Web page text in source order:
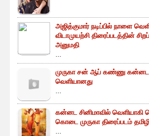
அஜித்குமார் நடிப்பில் நாளை
விடாமுயற்சி திரைப்படத்தின்
அனுமதி
...
முருகா சன் ஆப் கண்ணு கன்னட
வெளியானது
...
கன்னட சினிமாவில் வெளியாகி
கொடை முருகா திரைப்படம்
...